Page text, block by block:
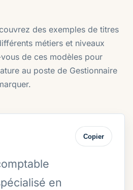
des exemples de titres
métiers et niveaux
de ces modèles pour
au poste de Gestionnaire
Copier
en